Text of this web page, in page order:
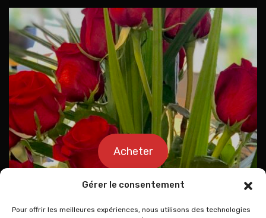
Gérer le consentement
Pour offrir les meilleures expériences, nous utilisons des technologies
Acheter